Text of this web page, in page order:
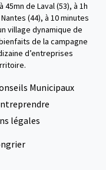
de Laval (53), à 1h
(44), à 10 minutes
village dynamique de
de la campagne
d’entreprises
Municipaux
légales